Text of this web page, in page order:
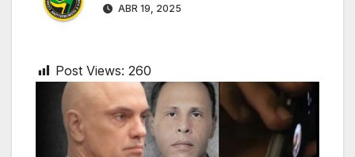
ABR 19, 2025
Post Views: 260